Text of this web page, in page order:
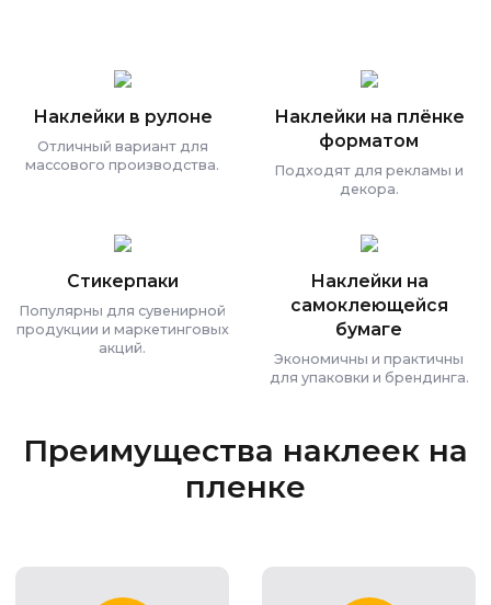
Наклейки в рулоне
Отличный вариант для
массового производства.
Наклейки на плёнке
форматом
Подходят для рекламы и
декора.
Стикерпаки
Популярны для сувенирной
продукции и маркетинговых
акций.
Наклейки на
самоклеющейся
бумаге
Экономичны и практичны
для упаковки и брендинга.
Преимущества наклеек на
пленке